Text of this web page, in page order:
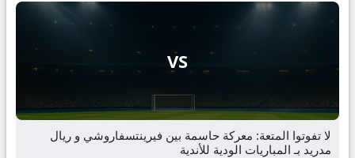
VS
لا تفوتوا المتعة: معركة حاسمة بين فيرينتسفاروشي و ريال
مدريد بـ المباريات الودية للأندية